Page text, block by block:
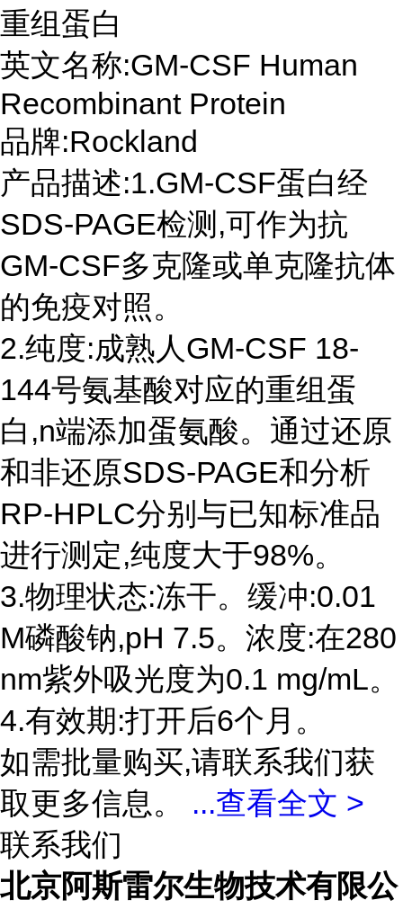
重组蛋白
英文名称:GM-CSF Human
Recombinant Protein
品牌:Rockland
产品描述:1.GM-CSF蛋白经
SDS-PAGE检测,可作为抗
GM-CSF多克隆或单克隆抗体
的免疫对照。
2.纯度:成熟人GM-CSF 18-
144号氨基酸对应的重组蛋
白,n端添加蛋氨酸。通过还原
和非还原SDS-PAGE和分析
RP-HPLC分别与已知标准品
进行测定,纯度大于98%。
3.物理状态:冻干。缓冲:0.01
M磷酸钠,pH 7.5。浓度:在280
nm紫外吸光度为0.1 mg/mL。
4.有效期:打开后6个月。
如需批量购买,请联系我们获
取更多信息。 ...查看全文 >
联系我们
北京阿斯雷尔生物技术有限公